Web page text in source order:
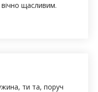
щасливим.
ти та, поруч